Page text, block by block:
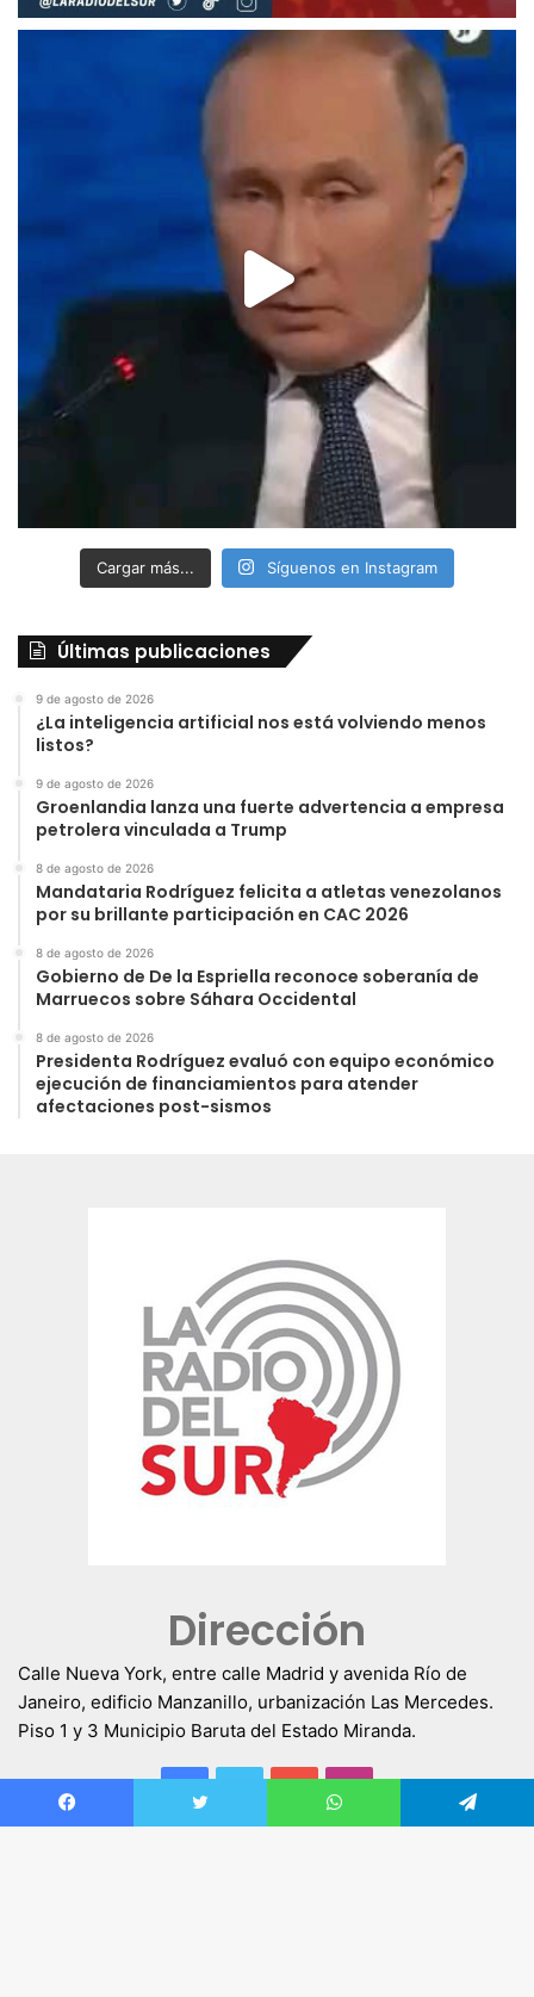
Cargar más... Síguenos en Instagram
Últimas publicaciones
9 de agosto de 2026
¿La inteligencia artificial nos está volviendo menos
listos?
9 de agosto de 2026
Groenlandia lanza una fuerte advertencia a empresa
petrolera vinculada a Trump
8 de agosto de 2026
Mandataria Rodríguez felicita a atletas venezolanos
por su brillante participación en CAC 2026
8 de agosto de 2026
Gobierno de De la Espriella reconoce soberanía de
Marruecos sobre Sáhara Occidental
8 de agosto de 2026
Presidenta Rodríguez evaluó con equipo económico
ejecución de financiamientos para atender
afectaciones post-sismos
Dirección
Calle Nueva York, entre calle Madrid y avenida Río de
Janeiro, edificio Manzanillo, urbanización Las Mercedes.
Piso 1 y 3 Municipio Baruta del Estado Miranda.
YouTube
Facebook Twitter WhatsApp Telegram